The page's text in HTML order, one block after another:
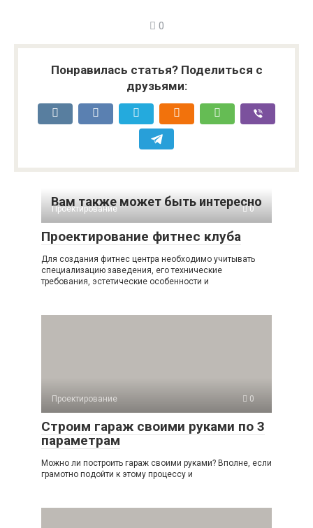
0
Понравилась статья? Поделиться с
друзьями:
Вам также может быть интересно
Проектирование 0
Проектирование фитнес клуба
Для создания фитнес центра необходимо учитывать
специализацию заведения, его технические
требования, эстетические особенности и
Проектирование 0
Строим гараж своими руками по 3
параметрам
Можно ли построить гараж своими руками? Вполне, если
грамотно подойти к этому процессу и